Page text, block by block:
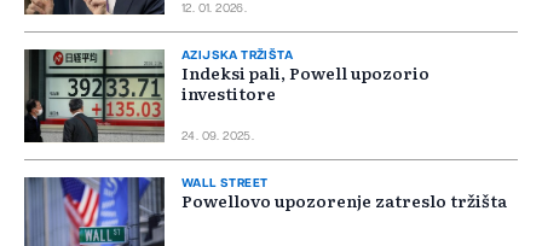
12. 01. 2026.
AZIJSKA TRŽIŠTA
Indeksi pali, Powell upozorio
investitore
24. 09. 2025.
WALL STREET
Powellovo upozorenje zatreslo tržišta